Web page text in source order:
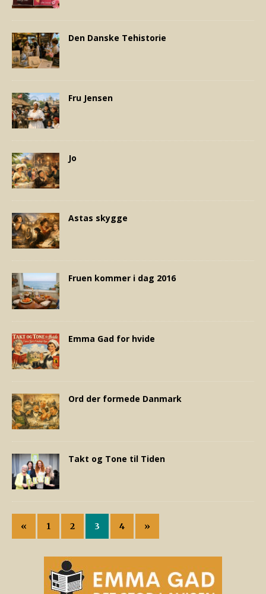
Den Danske Tehistorie
Fru Jensen
Jo
Astas skygge
Fruen kommer i dag 2016
Emma Gad for hvide
Ord der formede Danmark
Takt og Tone til Tiden
« 1 2 3 4 »